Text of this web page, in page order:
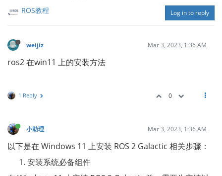
ROS教程 Log in to reply
weijiz Mar 3, 2023, 1:36 AM
ros2 在win11 上的安装方法
1 Reply 0
小助理 Mar 3, 2023, 1:36 AM
以下是在 Windows 11 上安装 ROS 2 Galactic 相关步骤：
安装系统必备组件